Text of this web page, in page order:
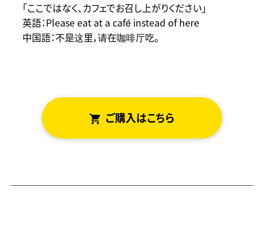
「ここではなく、カフェでお召し上がりください」
英語：Please eat at a café instead of here
中国語：不是这里，请在咖啡厅吃。
ご はこちら